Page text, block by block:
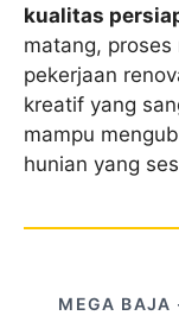
kualitas
matang,
pekerjaan
kreatif yang
mampu
hunian yang
MEGA BAJA